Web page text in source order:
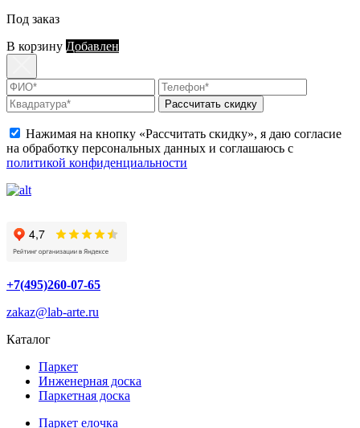
Под заказ
В корзину Добавлен
Рассчитать скидку
Нажимая на кнопку «Рассчитать скидку», я даю согласие
на обработку персональных данных и соглашаюсь с
политикой конфиденциальности
+7(495)260-07-65
zakaz@lab-arte.ru
Каталог
Паркет
Инженерная доска
Паркетная доска
Паркет елочка